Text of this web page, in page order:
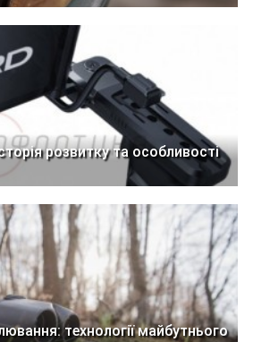
розвитку та особливості
технології майбутнього